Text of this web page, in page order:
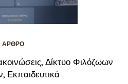
ΆΡΘΡΟ
, Δίκτυο Φιλόζωων
, Εκπαιδευτικά